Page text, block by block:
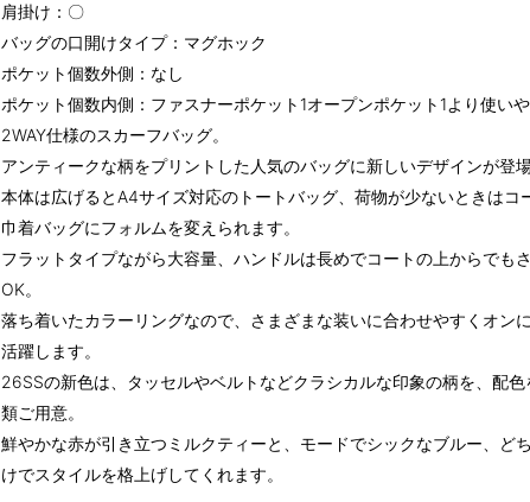
肩掛け：〇
バッグの口開けタイプ：マグホック
ポケット個数外側：なし
ポケット個数内側：ファスナーポケット1オープンポケット1より使いや
2WAY仕様のスカーフバッグ。
アンティークな柄をプリントした人気のバッグに新しいデザインが登場
本体は広げるとA4サイズ対応のトートバッグ、荷物が少ないときはコ
巾着バッグにフォルムを変えられます。
フラットタイプながら大容量、ハンドルは長めでコートの上からでも
OK。
落ち着いたカラーリングなので、さまざまな装いに合わせやすくオン
活躍します。
26SSの新色は、タッセルやベルトなどクラシカルな印象の柄を、配
類ご用意。
鮮やかな赤が引き立つミルクティーと、モードでシックなブルー、ど
けでスタイルを格上げしてくれます。